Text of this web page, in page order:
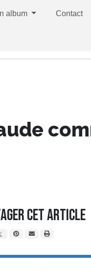
album Contact
cet article